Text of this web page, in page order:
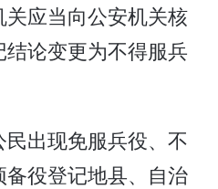
应当向公安机关核
论变更为不得服兵
出现免服兵役、不
役登记地县、自治